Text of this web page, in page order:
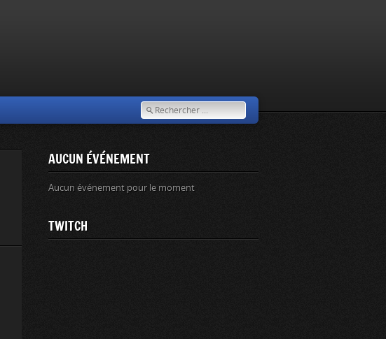
AUCUN ÉVÉNEMENT
Aucun événement pour le moment
TWITCH